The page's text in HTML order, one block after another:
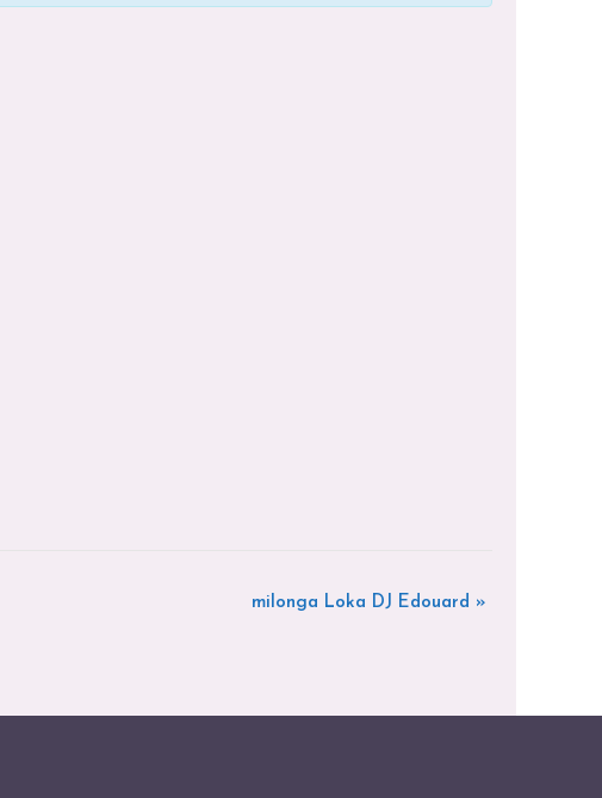
milonga Loka DJ Edouard »